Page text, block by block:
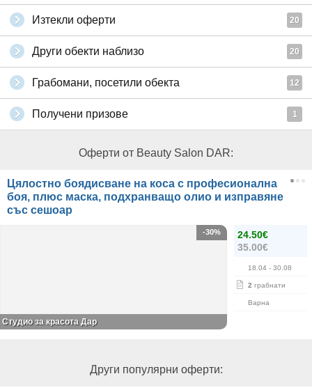
Изтекли оферти 20
Други обекти наблизо 20
Грабомани, посетили обекта 12
Получени призове 1
Оферти от Beauty Salon DAR:
Цялостно боядисване на коса с професионална
боя, плюс маска, подхранващо олио и изправяне
със сешоар
24.50€
35.00€
18.04 - 30.08
2 грабнати
Варна
-30%
Студио за красота Дар
Други популярни оферти: